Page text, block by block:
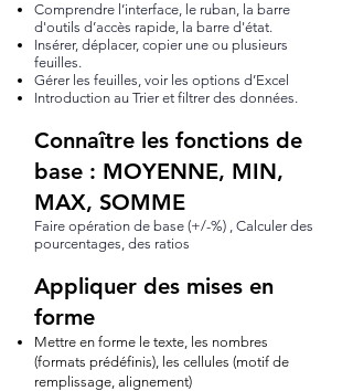
Comprendre l’interface, le ruban, la barre
d'outils d’accès rapide, la barre d'état.
Insérer, déplacer, copier une ou plusieurs
feuilles.
Gérer les feuilles, voir les options d’Excel
Introduction au Trier et filtrer des données.
Connaître les fonctions de
base : MOYENNE, MIN,
MAX, SOMME
Faire opération de base (+/-%) , Calculer des
pourcentages, des ratios
Appliquer des mises en
forme
Mettre en forme le texte, les nombres
(formats prédéfinis), les cellules (motif de
remplissage, alignement)